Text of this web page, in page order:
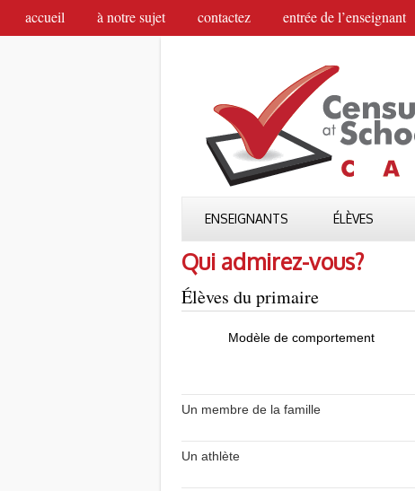
accueil à notre sujet contactez entrée de l’enseignant
ENSEIGNANTS ÉLÈVES
Qui admirez-vous?
Élèves du primaire
Modèle de comportement
Un membre de la famille
Un athlète